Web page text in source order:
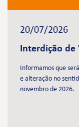
20/07/2026
Interdição de
Informamos que
e alteração no
novembro de 2026.